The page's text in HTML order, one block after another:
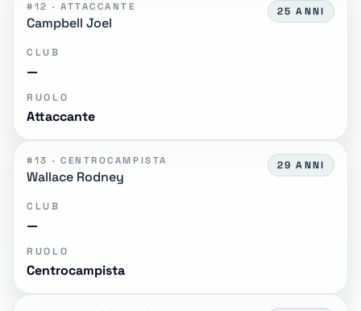
#12 · ATTACCANTE
Campbell Joel
25 ANNI
CLUB
—
RUOLO
Attaccante
#13 · CENTROCAMPISTA
Wallace Rodney
29 ANNI
CLUB
—
RUOLO
Centrocampista